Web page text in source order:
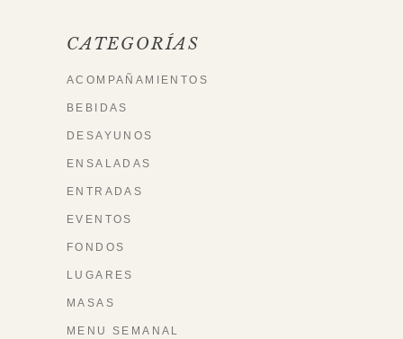
CATEGORÍAS
ACOMPAÑAMIENTOS
BEBIDAS
DESAYUNOS
ENSALADAS
ENTRADAS
EVENTOS
FONDOS
LUGARES
MASAS
MENU SEMANAL